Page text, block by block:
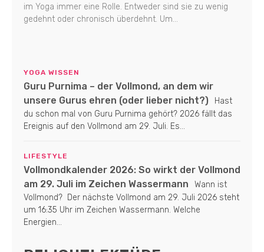
im Yoga immer eine Rolle. Entweder sind sie zu wenig
gedehnt oder chronisch überdehnt. Um...
YOGA WISSEN
Guru Purnima – der Vollmond, an dem wir
unsere Gurus ehren (oder lieber nicht?)
Hast
du schon mal von Guru Purnima gehört? 2026 fällt das
Ereignis auf den Vollmond am 29. Juli. Es...
LIFESTYLE
Vollmondkalender 2026: So wirkt der Vollmond
am 29. Juli im Zeichen Wassermann
Wann ist
Vollmond? Der nächste Vollmond am 29. Juli 2026 steht
um 16:35 Uhr im Zeichen Wassermann. Welche
Energien...